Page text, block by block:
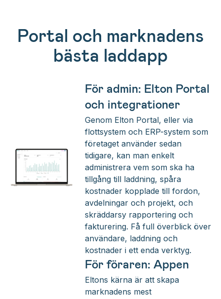
Portal och marknadens
bästa laddapp
För admin: Elton Portal
och integrationer
Genom Elton Portal, eller via
flottsystem och ERP-system som
företaget använder sedan
tidigare, kan man enkelt
administrera vem som ska ha
tillgång till laddning, spåra
kostnader kopplade till fordon,
avdelningar och projekt, och
skräddarsy rapportering och
fakturering. Få full överblick över
användare, laddning och
kostnader i ett enda verktyg.
För föraren: Appen
Eltons kärna är att skapa
marknadens mest